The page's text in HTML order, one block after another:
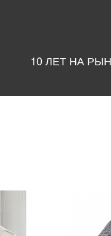
10 ЛЕТ НА